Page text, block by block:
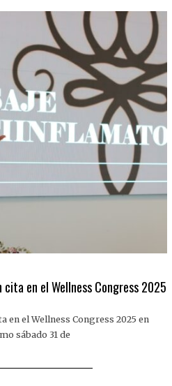
en el Wellness Congress 2025
en el Wellness Congress 2025 en
sábado 31 de